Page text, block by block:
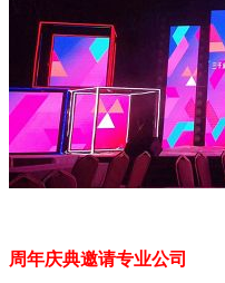
周年庆典邀请专业公司